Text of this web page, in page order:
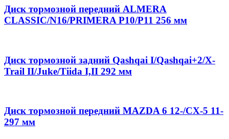
Диск тормозной передний ALMERA
CLASSIC/N16/PRIMERA P10/P11 256 мм
Диск тормозной задний Qashqai I/Qashqai+2/X-
Trail II/Juke/Tiida I,II 292 мм
Диск тормозной передний MAZDA 6 12-/CX-5 11-
297 мм